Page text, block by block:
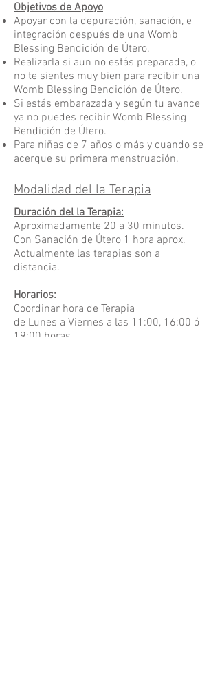
Objetivos de Apoyo
Apoyar con la depuración, sanación, e
integración después de una Womb
Blessing Bendición de Útero.
Realizarla si aun no estás preparada, o
no te sientes muy bien para recibir una
Womb Blessing Bendición de Útero.
Si estás embarazada y según tu avance
ya no puedes recibir Womb Blessing
Bendición de Útero.
Para niñas de 7 años o más y cuando se
acerque su primera menstruación.
Modalidad del la Terapia
Duración del la Terapia:
Aproximadamente 20 a 30 minutos.
Con Sanación de Útero 1 hora aprox.
Actualmente las terapias son a
distancia.
Horarios:
Coordinar hora de Terapia
de Lunes a Viernes a las 11:00, 16:00 ó
19:00 horas.